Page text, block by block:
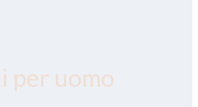
per uomo